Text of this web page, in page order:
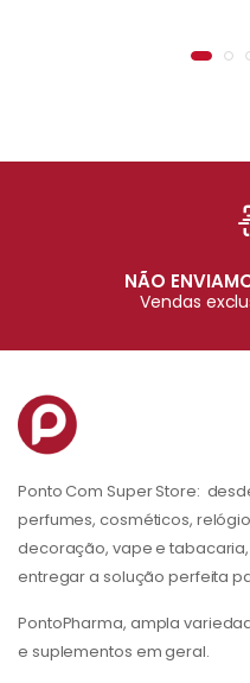
NÃO
Vendas
Ponto Com Super Store:
perfumes, cosméticos,
decoração, vape e
entregar a solução perfeita
PontoPharma, ampla
e suplementos em geral.